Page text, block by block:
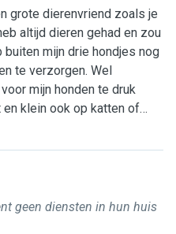
grote dierenvriend zoals je
altijd dieren gehad en zou
buiten mijn drie hondjes nog
te verzorgen. Wel
mijn honden te druk
klein ook op katten of
gedaan voor familie of
geweest en beschik
Ik hoop jullie dier(en)
Ik verheug me erop. Tot
verzorging van
geschreven. Ik( Gina) heb
geen diensten in hun huis